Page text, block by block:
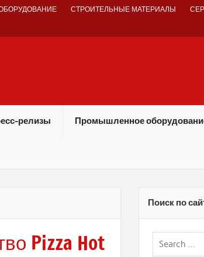
СТРОИТЕЛЬНЫЕ МАТЕРИАЛЫ
релизы Промышленное
Pizza Hot
Поиск по